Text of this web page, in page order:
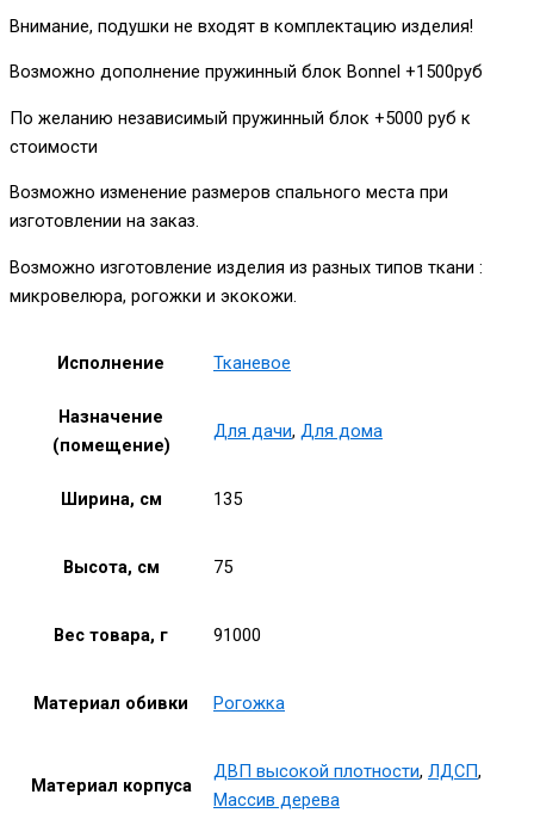
Внимание, подушки не входят в комплектацию изделия!
Возможно дополнение пружинный блок Bonnel +1500руб
По желанию независимый пружинный блок +5000 руб к
стоимости
Возможно изменение размеров спального места при
изготовлении на заказ.
Возможно изготовление изделия из разных типов ткани :
микровелюра, рогожки и экокожи.
Исполнение Тканевое
Назначение
(помещение)
Для дачи, Для дома
Ширина, см 135
Высота, см 75
Вес товара, г 91000
Материал обивки Рогожка
Материал корпуса
ДВП высокой плотности, ЛДСП,
Массив дерева